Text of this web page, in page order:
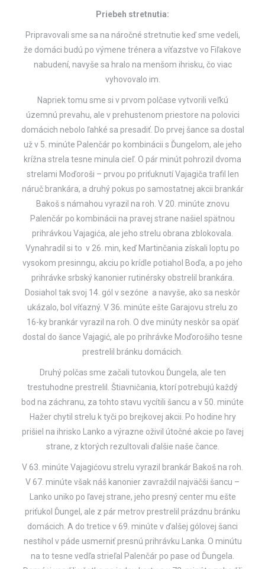
Priebeh stretnutia:
Pripravovali sme sa na náročné stretnutie keď sme vedeli,
že domáci budú po výmene trénera a víťazstve vo Fiľakove
nabudení, navyše sa hralo na menšom ihrisku, čo viac
vyhovovalo im.
Napriek tomu sme si v prvom polčase vytvorili veľkú
územnú prevahu, ale v prehustenom priestore na polovici
domácich nebolo ľahké sa presadiť. Do prvej šance sa dostal
už v 5. minúte Palenčár po kombinácii s Ďungelom, ale jeho
krížna strela tesne minula cieľ. O pár minút pohrozil dvoma
strelami Moďoroši – prvou po priťuknutí Vajagiča trafil len
náruč brankára, a druhý pokus po samostatnej akcii brankár
Bakoš s námahou vyrazil na roh. V 20. minúte znovu
Palenčár po kombinácii na pravej strane našiel spätnou
prihrávkou Vajagića, ale jeho strelu obrana zblokovala.
Vynahradil si to v 26. min, keď Martinčania získali loptu po
vysokom presinngu, akciu po krídle potiahol Boďa, a po jeho
prihrávke srbský kanonier rutinérsky obstrelil brankára.
Dosiahol tak svoj 14. gól v sezóne a navyše, ako sa neskôr
ukázalo, bol víťazný. V 36. minúte ešte Garajovu strelu zo
16-ky brankár vyrazil na roh. O dve minúty neskôr sa opäť
dostal do šance Vajagić, ale po prihrávke Moďorošiho tesne
prestrelil bránku domácich.
Druhý polčas sme začali tutovkou Ďungela, ale ten
trestuhodne prestrelil. Štiavničania, ktorí potrebujú každý
bod na záchranu, za tohto stavu vycítili šancu a v 50. minúte
Hažer chytil strelu k tyči po brejkovej akcii. Po hodine hry
prišiel na ihrisko Lanko a výrazne oživil útočné akcie po ľavej
strane, z ktorých rezultovali ďalšie naše čance.
V 63. minúte Vajagićovu strelu vyrazil brankár Bakoš na roh.
V 67. minúte však náš kanonier zavraždil najväčši šancu –
Lanko uniko po ľavej strane, jeho presný center mu ešte
priťukol Ďungel, ale z pár metrov prestrelil prázdnu bránku
domácich. A do tretice v 69. minúte v ďalšej gólovej šanci
nestihol v páde usmerniť presnú prihrávku Lanka. O minútu
na to tesne vedľa strieľal Palenčár po pase od Ďungela.